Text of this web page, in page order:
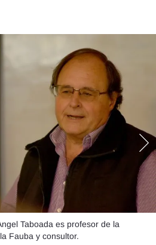
Taboada es profesor de la
Fauba y consultor.